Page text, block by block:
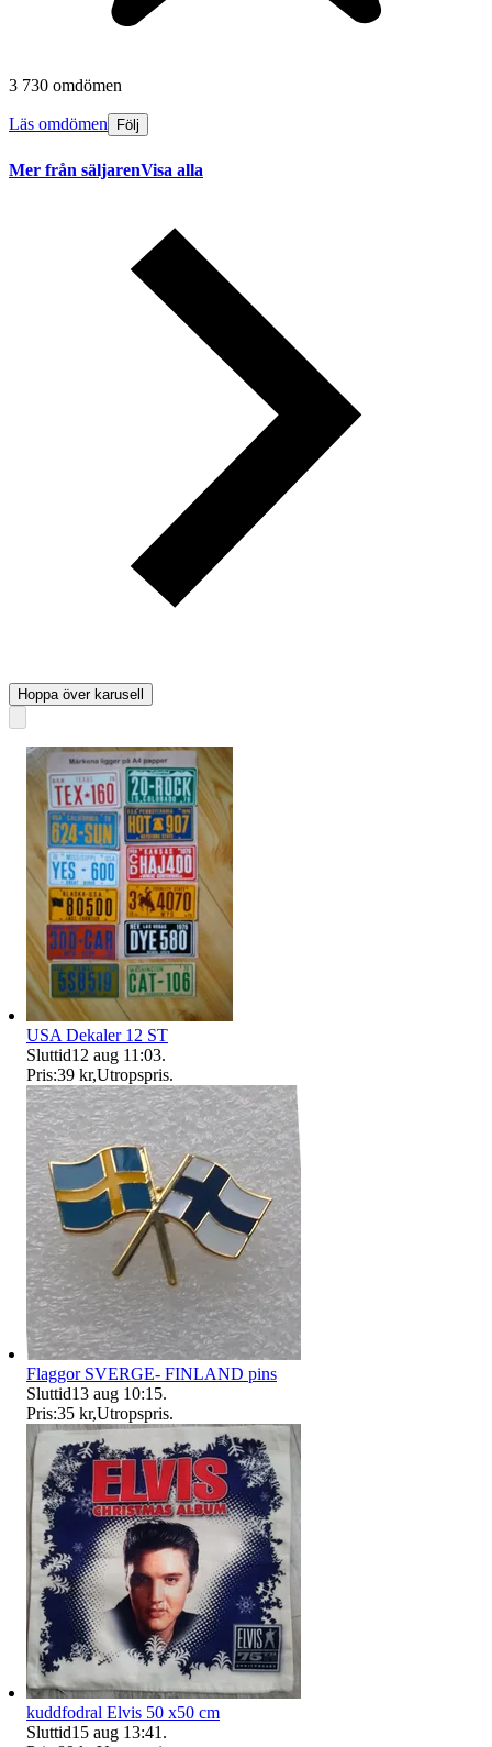
3 730 omdömen
Läs omdömen Följ
Mer från säljarenVisa alla
Hoppa över karusell
USA Dekaler 12 ST
Sluttid12 aug 11:03.
Pris:39 kr,Utropspris.
Flaggor SVERGE- FINLAND pins
Sluttid13 aug 10:15.
Pris:35 kr,Utropspris.
kuddfodral Elvis 50 x50 cm
Sluttid15 aug 13:41 .